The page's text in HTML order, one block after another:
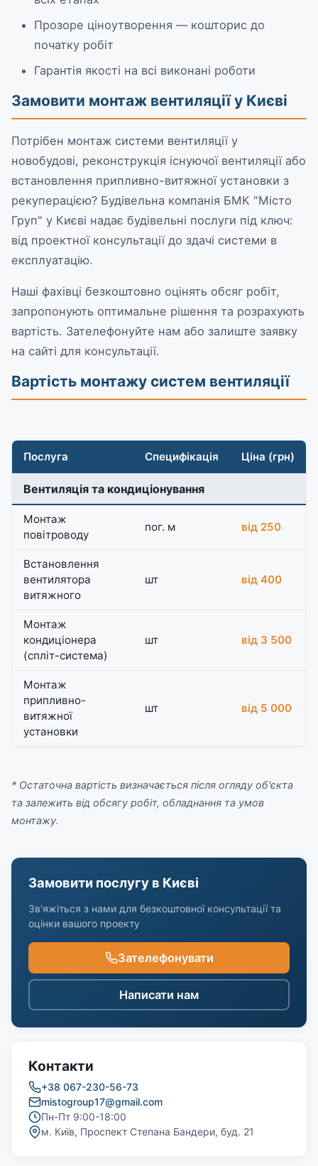
Прозоре ціноутворення — кошторис до
початку робіт
Гарантія якості на всі виконані роботи
Замовити монтаж вентиляції у Києві
Потрібен монтаж системи вентиляції у
новобудові, реконструкція існуючої вентиляції або
встановлення припливно-витяжної установки з
рекуперацією? Будівельна компанія БМК "Місто
Груп" у Києві надає будівельні послуги під ключ:
від проектної консультації до здачі системи в
експлуатацію.
Наші фахівці безкоштовно оцінять обсяг робіт,
запропонують оптимальне рішення та розрахують
вартість. Зателефонуйте нам або залиште заявку
на сайті для консультації.
Вартість монтажу систем вентиляції
Послуга Специфікація Ціна (грн)
Вентиляція та кондиціонування
Монтаж
повітроводу
пог. м від 250
Встановлення
вентилятора
витяжного
шт від 400
Монтаж
кондиціонера
(спліт-система)
шт від 3 500
Монтаж
припливно-
витяжної
установки
шт від 5 000
* Остаточна вартість визначається після огляду об'єкта
та залежить від обсягу робіт, обладнання та умов
монтажу.
Замовити послугу в Києві
Зв'яжіться з нами для безкоштовної консультації та
оцінки вашого проекту
Зателефонувати
Написати нам
Контакти
+38 067-230-56-73
mistogroup17@gmail.com
Пн-Пт 9:00-18:00
м. Київ, Проспект Степана Бандери, буд. 21